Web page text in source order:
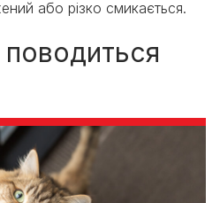
або різко смикається.
поводиться